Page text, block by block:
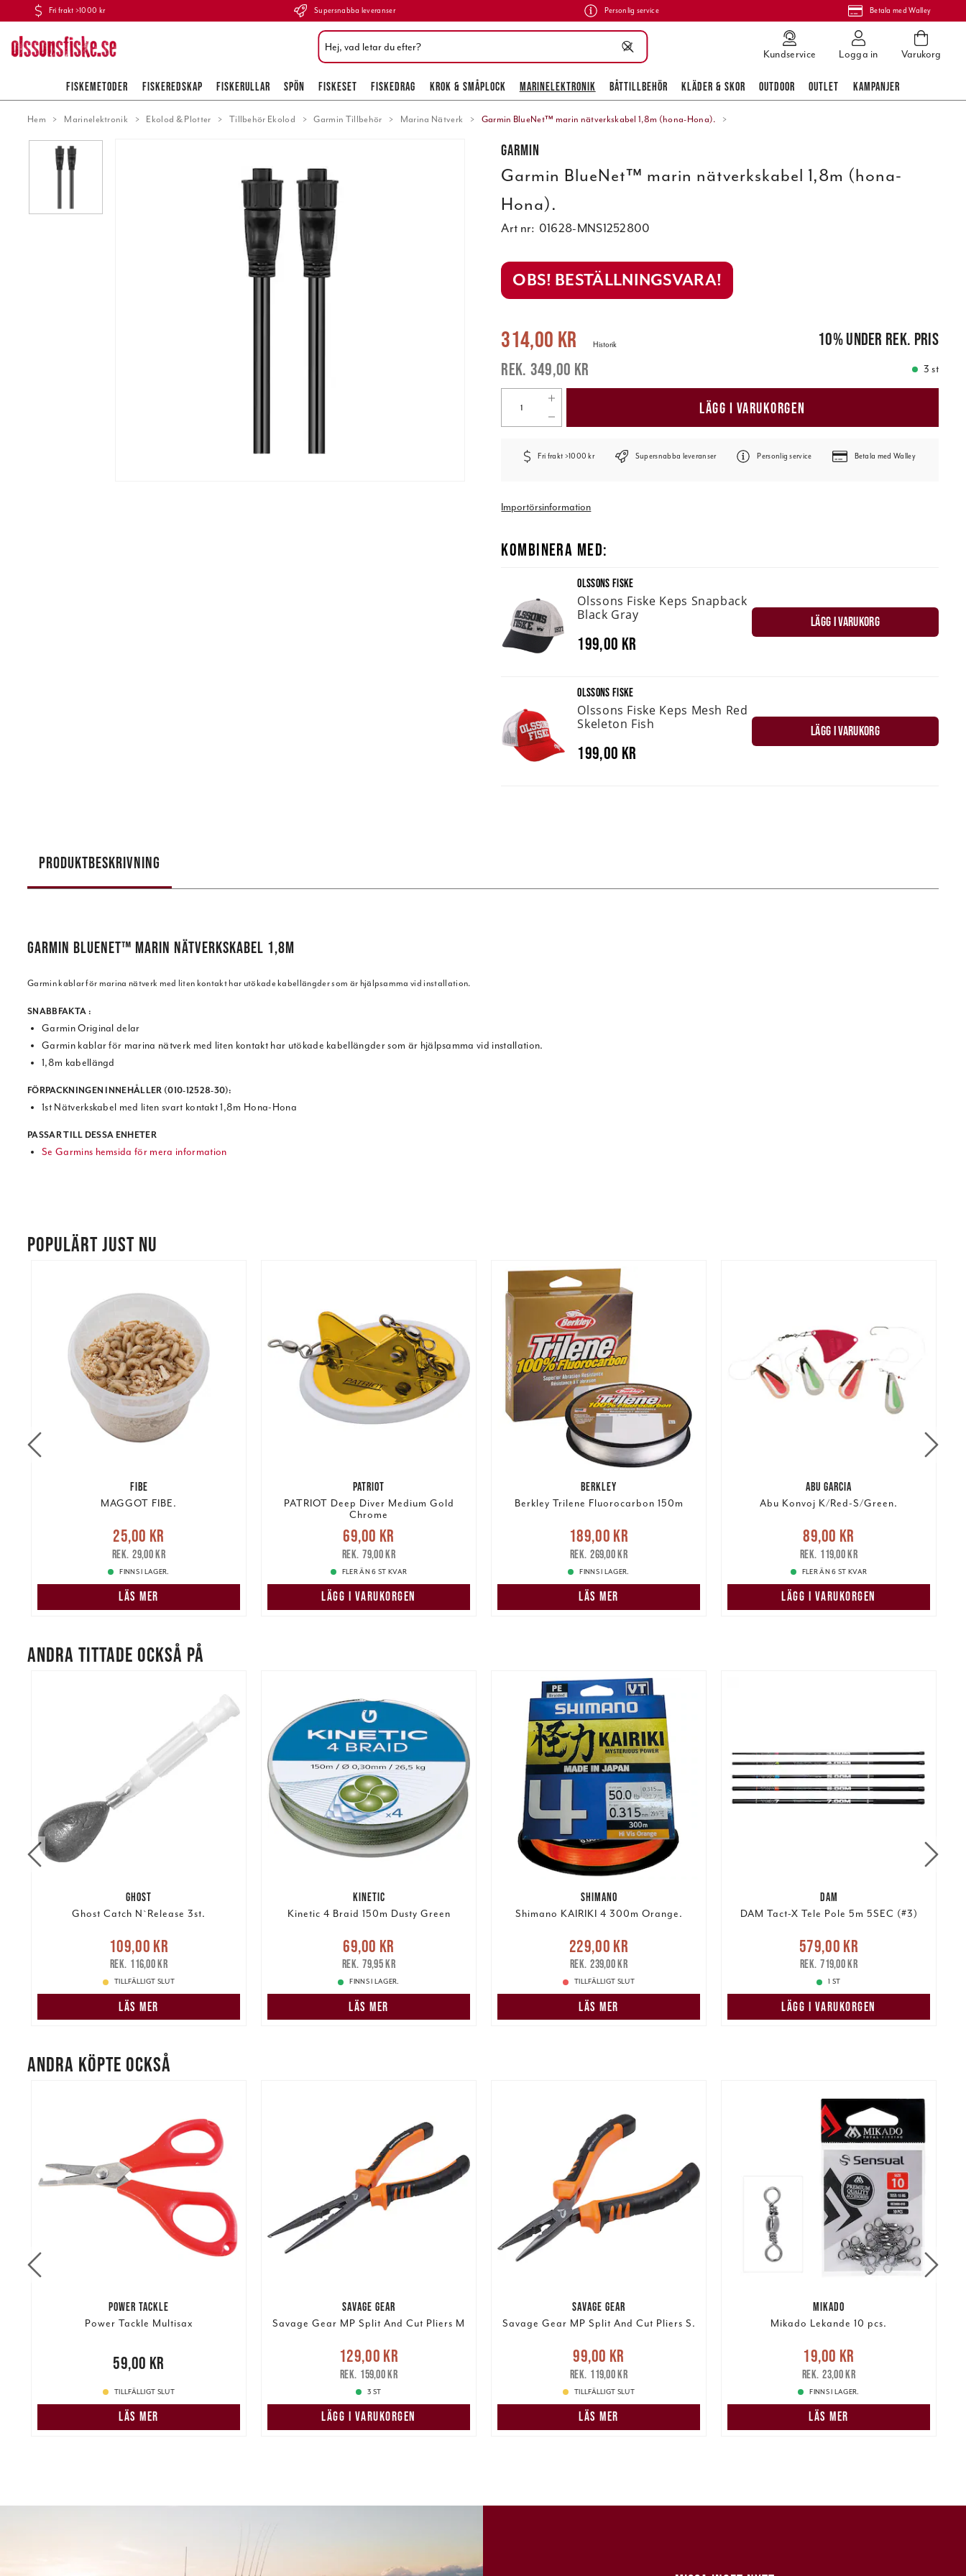
Fri frakt >1000 kr Supersnabba leveranser Personlig service Betala med Walley
Kundservice Logga in Varukorg
FISKEMETODER FISKEREDSKAP FISKERULLAR SPÖN FISKESET FISKEDRAG KROK & SMÅPLOCK MARINELEKTRONIK BÅTTILLBEHÖR KLÄDER & SKOR OUTDOOR OUTLET KAMPANJER
Hem Marinelektronik Ekolod & Plotter Tillbehör Ekolod Garmin Tillbehör Marina Nätverk Garmin BlueNet™ marin nätverkskabel 1,8m (hona-Hona).
Garmin
Garmin BlueNet™ marin nätverkskabel 1,8m (hona-
Hona).
Art nr: 01628-MNS1252800
OBS! BESTÄLLNINGSVARA!
Nuvarande pris:314,00 kr
314,00 kr
349,00 kr
Historik 10%under rek. pris
3 st
LÄGG I VARUKORGEN
Fri frakt >1000 kr Supersnabba leveranser Personlig service Betala med Walley
Importörsinformation
KOMBINERA MED:
OLSSONS FISKE
Olssons Fiske Keps Snapback
Black Gray
199,00 kr
LÄGG I VARUKORG
OLSSONS FISKE
Olssons Fiske Keps Mesh Red
Skeleton Fish
199,00 kr
LÄGG I VARUKORG
PRODUKTBESKRIVNING
GARMIN BLUENET™ MARIN NÄTVERKSKABEL 1,8M
Garmin kablar för marina nätverk med liten kontakt har utökade kabellängder som är hjälpsamma vid installation.
SNABBFAKTA :
Garmin Original delar
Garmin kablar för marina nätverk med liten kontakt har utökade kabellängder som är hjälpsamma vid installation.
1,8m kabellängd
FÖRPACKNINGEN INNEHÅLLER (010-12528-30):
1st Nätverkskabel med liten svart kontakt 1,8m Hona-Hona
PASSAR TILL DESSA ENHETER
Se Garmins hemsida för mera information
POPULÄRT JUST NU
FIBE
MAGGOT FIBE.
Nuvarande pris:25,00 kr
pris:29,00 kr
25,00 kr
29,00 kr
FINNS I LAGER.
LÄS MER
PATRIOT
PATRIOT Deep Diver Medium Gold
Chrome
Nuvarande pris:69,00 kr
pris:79,00 kr
69,00 kr
79,00 kr
FLER ÄN 6 ST KVAR
LÄGG I VARUKORGEN
BERKLEY
Berkley Trilene Fluorocarbon 150m
Nuvarande pris
Tidigare pris
189,00 kr
269,00 kr
FINNS I LAGER.
LÄS MER
ABU GARCIA
Abu Konvoj K/Red-S/Green.
Nuvarande pris:89,00 kr
pris:119,00 kr
89,00 kr
119,00 kr
FLER ÄN 6 ST KVAR
LÄGG I VARUKORGEN
ANDRA TITTADE OCKSÅ PÅ
GHOST
Ghost Catch N`Release 3st.
Nuvarande pris
Tidigare pris
109,00 kr
116,00 kr
TILLFÄLLIGT SLUT
LÄS MER
KINETIC
Kinetic 4 Braid 150m Dusty Green
Nuvarande pris :69,00 kr
pris:79,95 kr
69,00 kr
79,95 kr
FINNS I LAGER.
LÄS MER
SHIMANO
Shimano KAIRIKI 4 300m Orange.
Nuvarande pris
Tidigare pris
229,00 kr
239,00 kr
TILLFÄLLIGT SLUT
LÄS MER
DAM
DAM Tact-X Tele Pole 5m 5SEC (#3)
Nuvarande pris
Tidigare pris
579,00 kr
719,00 kr
1 ST
LÄGG I VARUKORGEN
ANDRA KÖPTE OCKSÅ
POWER TACKLE
Power Tackle Multisax
59,00 kr59,00 kr
TILLFÄLLIGT SLUT
LÄS MER
SAVAGE GEAR
Savage Gear MP Split And Cut Pliers M
Nuvarande pris
Tidigare pris
129,00 kr
159,00 kr
3 ST
LÄGG I VARUKORGEN
SAVAGE GEAR
Savage Gear MP Split And Cut Pliers S.
Nuvarande pris :99,00 kr
pris: 119,00 kr
99,00 kr
119,00 kr
TILLFÄLLIGT SLUT
LÄS MER
MIKADO
Mikado Lekande 10 pcs.
Nuvarande pris :19,00 kr
pris: 23,00 kr
19,00 kr
23,00 kr
FINNS I LAGER.
LÄS MER